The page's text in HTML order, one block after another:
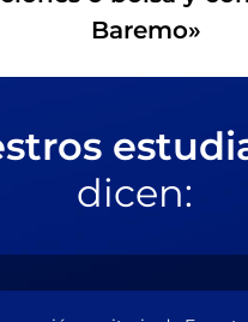
Baremo»
dicen: